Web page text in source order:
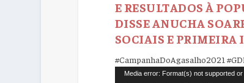
E RESULTADOS À
DISSE ANUCHA
SOCIAIS E PRIMEIRA
#CampanhaDoAgasalho2021
Tocador
Media error: Format(s) not supported